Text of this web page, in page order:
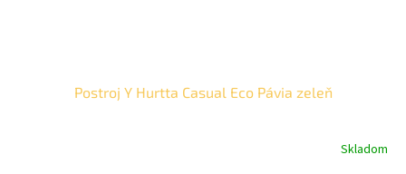
Postroj Y Hurtta Casual Eco Pávia zeleň
Skladom